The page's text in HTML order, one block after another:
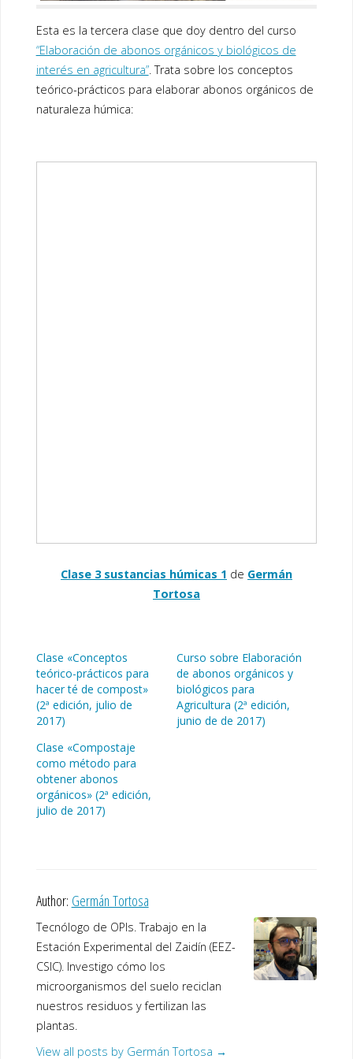
Esta es la tercera clase que doy dentro del curso
“Elaboración de abonos orgánicos y biológicos de
interés en agricultura”. Trata sobre los conceptos
teórico-prácticos para elaborar abonos orgánicos de
naturaleza húmica:
Clase 3 sustancias húmicas 1 de Germán
Tortosa
Clase «Conceptos
teórico-prácticos para
hacer té de compost»
(2ª edición, julio de
2017)
Curso sobre Elaboración
de abonos orgánicos y
biológicos para
Agricultura (2ª edición,
junio de de 2017)
Clase «Compostaje
como método para
obtener abonos
orgánicos» (2ª edición,
julio de 2017)
Author: Germán Tortosa
Tecnólogo de OPIs. Trabajo en la
Estación Experimental del Zaidín (EEZ-
CSIC). Investigo cómo los
microorganismos del suelo reciclan
nuestros residuos y fertilizan las
plantas.
View all posts by Germán Tortosa →